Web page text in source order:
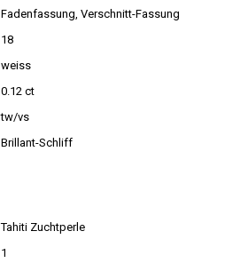
Fadenfassung, Verschnitt-Fassung
18
weiss
0.12 ct
tw/vs
Brillant-Schliff
Tahiti Zuchtperle
1